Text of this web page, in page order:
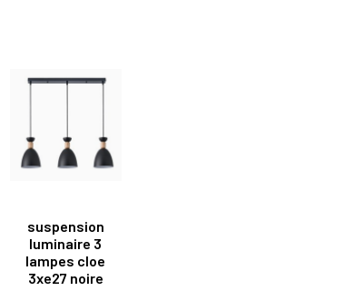
suspension
luminaire 3
lampes cloe
3xe27 noire